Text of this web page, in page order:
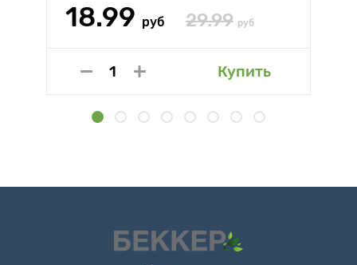
18.99 руб 29.99 руб
Купить